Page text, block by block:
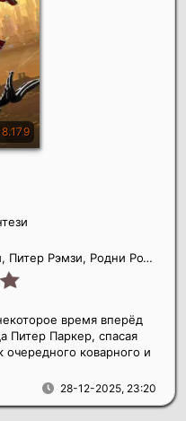
Боб Персичетти, Питер Рэмзи, Родни Ротман
28-12-2025, 23:20
время вперёд
Питер Паркер, спасая
очередного коварного и